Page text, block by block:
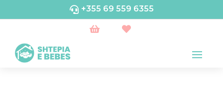
 +355 69 559 6355
 